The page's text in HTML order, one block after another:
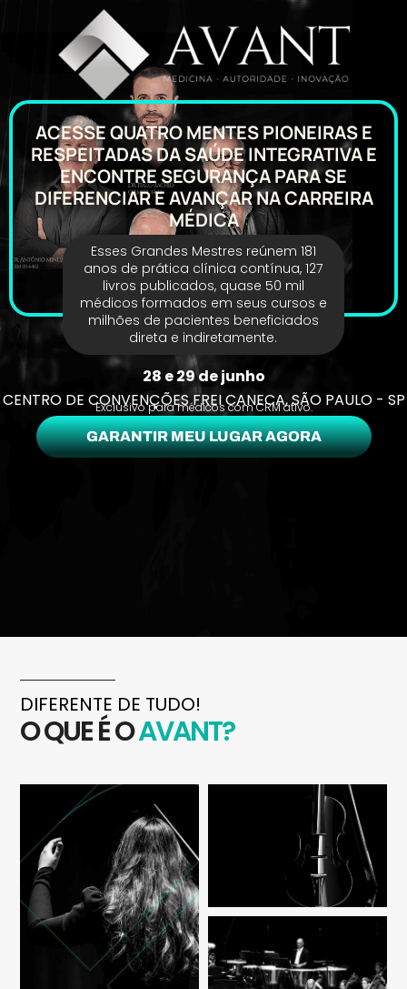
ACESSE QUATRO MENTES PIONEIRAS E
RESPEITADAS DA SAÚDE INTEGRATIVA E
ENCONTRE SEGURANÇA PARA SE
DIFERENCIAR E AVANÇAR NA CARREIRA
MÉDICA
Esses Grandes Mestres reúnem 181
anos de prática clínica contínua, 127
livros publicados, quase 50 mil
médicos formados em seus cursos e
milhões de pacientes beneficiados
direta e indiretamente.
28 e 29 de junho
CENTRO DE CONVENÇÕES FREI CANECA, SÃO PAULO - SP
Exclusivo para médicos com CRM ativo.
GARANTIR MEU LUGAR AGORA
DIFERENTE DE TUDO!
O QUE É OAVANT?